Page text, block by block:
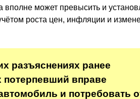
вполне может превысить и
роста цен, инфляции и
разъяснениях ранее
потерпевший вправе
и потребовать